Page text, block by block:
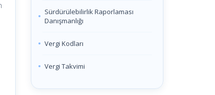
Sürdürülebilirlik Raporlaması
Danışmanlığı
Vergi Kodları
Vergi Takvimi